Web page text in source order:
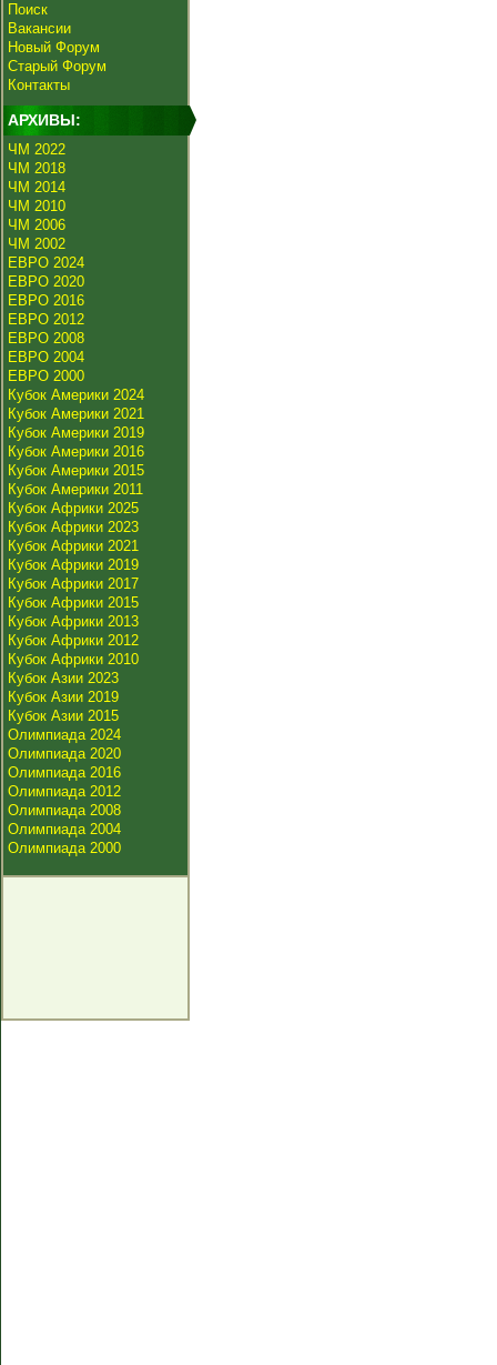
Поиск
Вакансии
Новый Форум
Старый Форум
Контакты
АРХИВЫ:
ЧМ 2022
ЧМ 2018
ЧМ 2014
ЧМ 2010
ЧМ 2006
ЧМ 2002
ЕВРО 2024
ЕВРО 2020
ЕВРО 2016
ЕВРО 2012
ЕВРО 2008
ЕВРО 2004
ЕВРО 2000
Кубок Америки 2024
Кубок Америки 2021
Кубок Америки 2019
Кубок Америки 2016
Кубок Америки 2015
Кубок Америки 2011
Кубок Африки 2025
Кубок Африки 2023
Кубок Африки 2021
Кубок Африки 2019
Кубок Африки 2017
Кубок Африки 2015
Кубок Африки 2013
Кубок Африки 2012
Кубок Африки 2010
Кубок Азии 2023
Кубок Азии 2019
Кубок Азии 2015
Олимпиада 2024
Олимпиада 2020
Олимпиада 2016
Олимпиада 2012
Олимпиада 2008
Олимпиада 2004
Олимпиада 2000